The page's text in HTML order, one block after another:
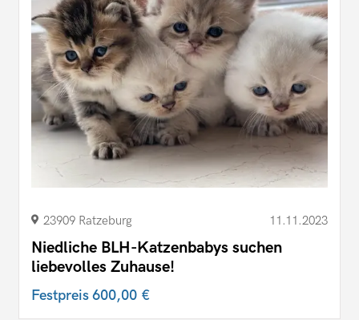
23909 Ratzeburg 11.11.2023
Niedliche BLH-Katzenbabys suchen
liebevolles Zuhause!
Festpreis600,00 €